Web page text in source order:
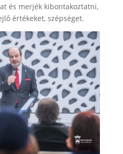
és merjék kibontakoztatni,
értékeket, szépséget.